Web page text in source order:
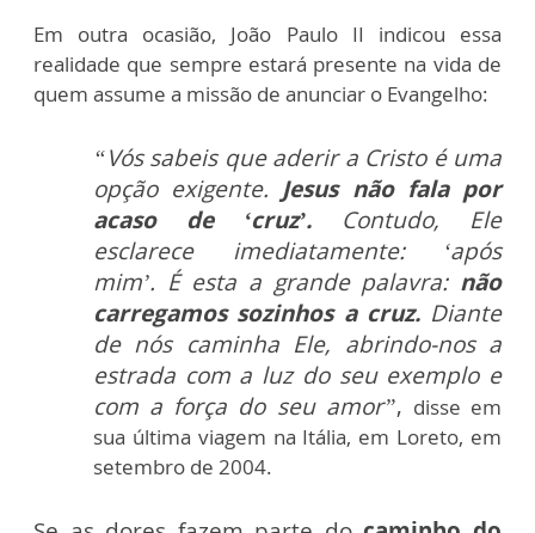
Em outra ocasião, João Paulo II indicou essa
realidade que sempre estará presente na vida de
quem assume a missão de anunciar o Evangelho:
“Vós sabeis que aderir a Cristo é uma
opção exigente. Jesus não fala por
acaso de ‘cruz’. Contudo, Ele
esclarece imediatamente: ‘após
mim’. É esta a grande palavra: não
carregamos sozinhos a cruz. Diante
de nós caminha Ele, abrindo-nos a
estrada com a luz do seu exemplo e
com a força do seu amor”, disse em
sua última viagem na Itália, em Loreto, em
setembro de 2004.